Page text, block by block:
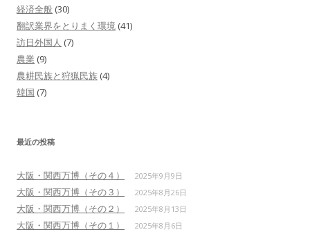
経済全般 (30)
翻訳業界をとりまく環境 (41)
訪日外国人 (7)
農業 (9)
農耕民族と狩猟民族 (4)
韓国 (7)
最近の投稿
大阪・関西万博（その４） 2025年9月9日
大阪・関西万博（その３） 2025年8月26日
大阪・関西万博（その２） 2025年8月13日
大阪・関西万博（その１） 2025年8月6日